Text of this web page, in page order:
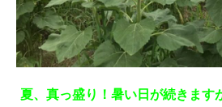
夏、真っ盛り！暑い日が続きます